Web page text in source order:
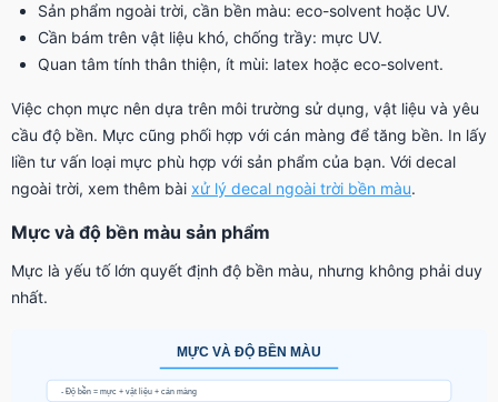
Sản phẩm ngoài trời, cần bền màu: eco-solvent hoặc UV.
Cần bám trên vật liệu khó, chống trầy: mực UV.
Quan tâm tính thân thiện, ít mùi: latex hoặc eco-solvent.
Việc chọn mực nên dựa trên môi trường sử dụng, vật liệu và yêu
cầu độ bền. Mực cũng phối hợp với cán màng để tăng bền. In lấy
liền tư vấn loại mực phù hợp với sản phẩm của bạn. Với decal
ngoài trời, xem thêm bài xử lý decal ngoài trời bền màu.
Mực và độ bền màu sản phẩm
Mực là yếu tố lớn quyết định độ bền màu, nhưng không phải duy
nhất.